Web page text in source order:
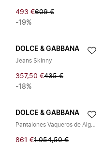
493 €609 €
-19%
DOLCE & GABBANA
Jeans Skinny
357,50 €435 €
-18%
DOLCE & GABBANA
Pantalones Vaqueros de Algodón con Estampado de Leopardo y 5 Bolsillos
861 €1.054,50 €